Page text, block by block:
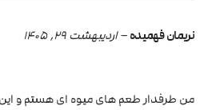
نریمان فهمیده–اردیبهشت 29, 1405
من طرفدار طعم های میوه ای هستم و این